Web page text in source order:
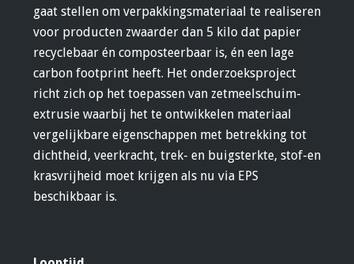
gaat stellen om verpakkingsmateriaal te realiseren
voor producten zwaarder dan 5 kilo dat papier
recyclebaar én composteerbaar is, én een lage
carbon footprint heeft. Het onderzoeksproject
richt zich op het toepassen van zetmeelschuim-
extrusie waarbij het te ontwikkelen materiaal
vergelijkbare eigenschappen met betrekking tot
dichtheid, veerkracht, trek- en buigsterkte, stof-en
krasvrijheid moet krijgen als nu via EPS
beschikbaar is.